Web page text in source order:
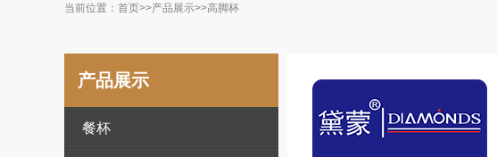
当前位置： 首页>>产品展示>>高脚杯
产品展示
餐杯